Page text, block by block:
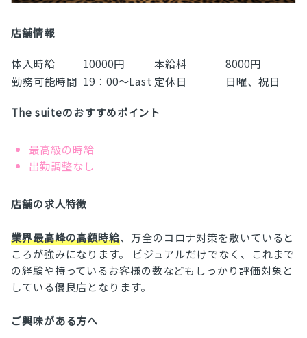
店舗情報
体入時給 10000円 本給料
8000円
勤務可能時間 19：00～Last 定休日 日曜、祝日
The suiteのおすすめポイント
最高級の時給
出勤調整なし
店舗の求人特徴
業界最高峰の高額時給、万全のコロナ対策を敷いていると
ころが強みになります。 ビジュアルだけでなく、これまで
の経験や持っているお客様の数などもしっかり評価対象と
している優良店となります。
ご興味がある方へ